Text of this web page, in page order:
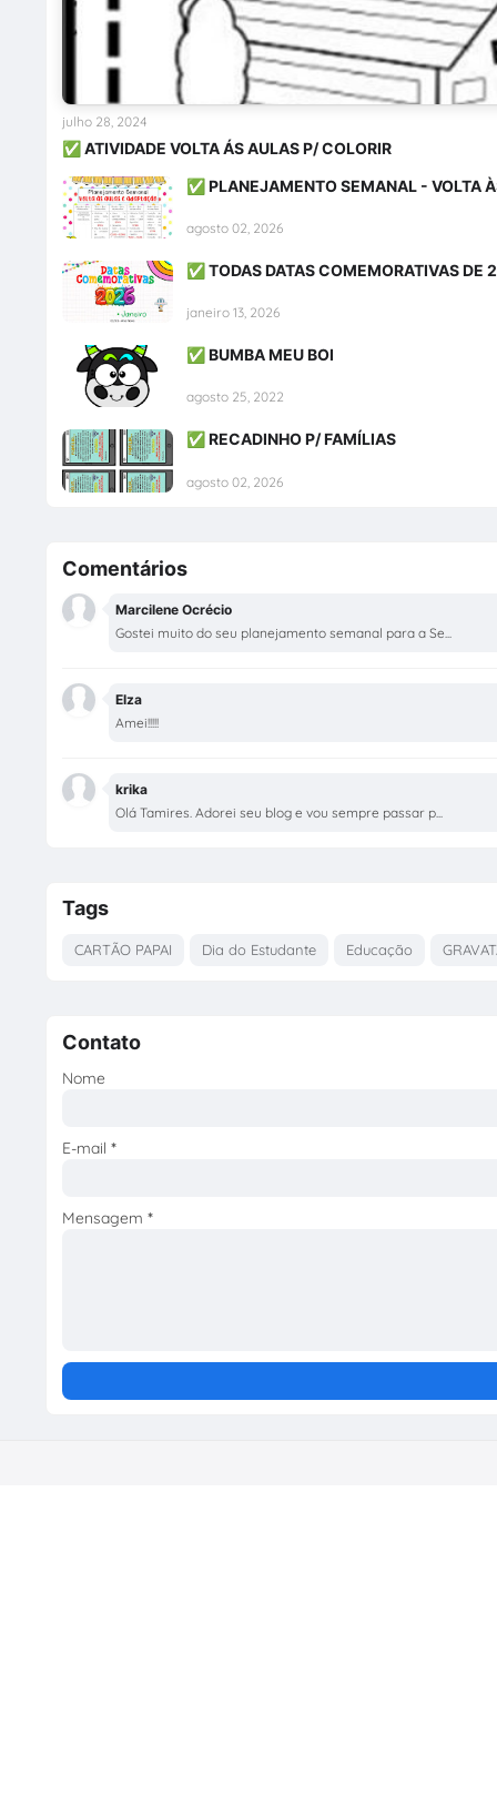
✅ ATIVIDADE VOLTA ÁS AULAS P/ COLORIR
julho 28, 2024
✅ PLANEJAMENTO SEMANAL - VOLTA
agosto 02, 2026
✅ TODAS DATAS COMEMORATIVAS DE
janeiro 13, 2026
✅ BUMBA MEU BOI
agosto 25, 2022
✅ RECADINHO P/ FAMÍLIAS
agosto 02, 2026
Comentários
Marcilene Ocrécio
Gostei muito do seu planejamento semanal para a Se...
Elza
Amei!!!!!
krika
Olá Tamires. Adorei seu blog e vou sempre passar p...
Tags
CARTÃO PAPAI Dia do Estudante Educação
Contato
Nome
E-mail *
Mensagem *